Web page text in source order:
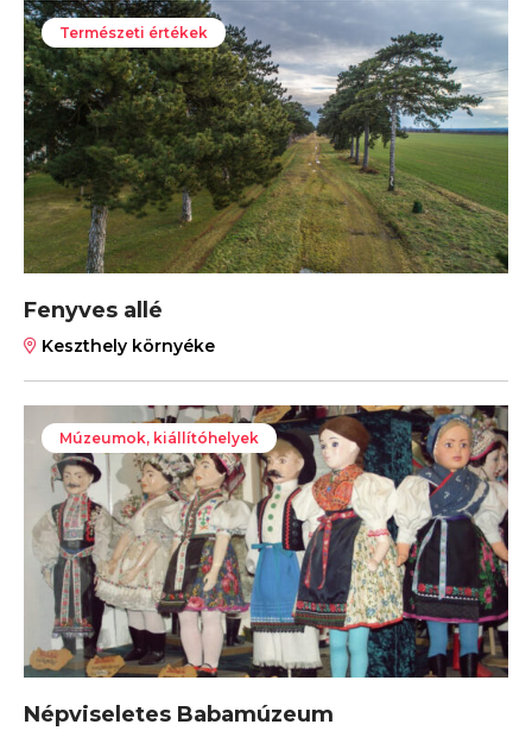
Természeti értékek
Fenyves allé
Keszthely környéke
Múzeumok, kiállítóhelyek
Népviseletes Babamúzeum